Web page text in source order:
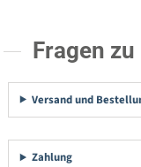
Fragen
Versand und
Zahlung